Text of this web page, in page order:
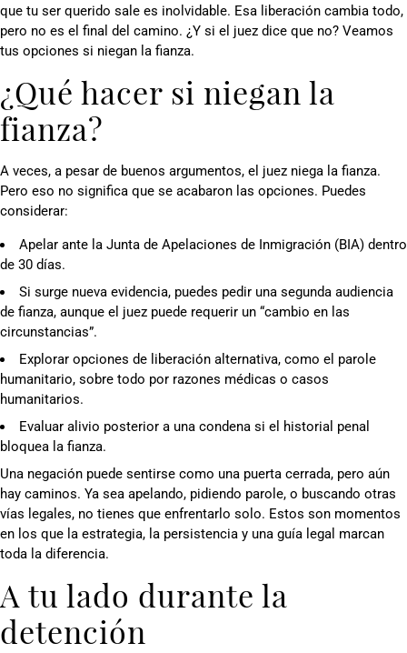
que tu ser querido sale es inolvidable. Esa liberación cambia todo,
pero no es el final del camino. ¿Y si el juez dice que no? Veamos
tus opciones si niegan la fianza.
¿Qué hacer si niegan la
fianza?
A veces, a pesar de buenos argumentos, el juez niega la fianza.
Pero eso no significa que se acabaron las opciones. Puedes
considerar:
Apelar ante la Junta de Apelaciones de Inmigración (BIA) dentro
de 30 días.
Si surge nueva evidencia, puedes pedir una segunda audiencia
de fianza, aunque el juez puede requerir un “cambio en las
circunstancias”.
Explorar opciones de liberación alternativa, como el parole
humanitario, sobre todo por razones médicas o casos
humanitarios.
Evaluar alivio posterior a una condena si el historial penal
bloquea la fianza.
Una negación puede sentirse como una puerta cerrada, pero aún
hay caminos. Ya sea apelando, pidiendo parole, o buscando otras
vías legales, no tienes que enfrentarlo solo. Estos son momentos
en los que la estrategia, la persistencia y una guía legal marcan
toda la diferencia.
A tu lado durante la
detención